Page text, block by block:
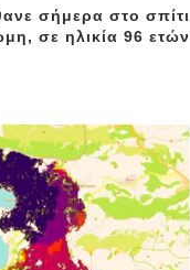
σήμερα στο σπίτι
σε ηλικία 96 ετών